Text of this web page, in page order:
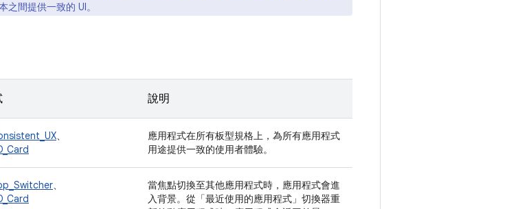
間提供一致的 UI。
說明
、
應用程式在所有板型規格上，為所有應用程式
用途提供一致的使用者體驗。
、
當焦點切換至其他應用程式時，應用程式會進
入背景。從「最近使用的應用程式」 切換器重